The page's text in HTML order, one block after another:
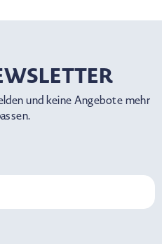
und keine Angebote mehr